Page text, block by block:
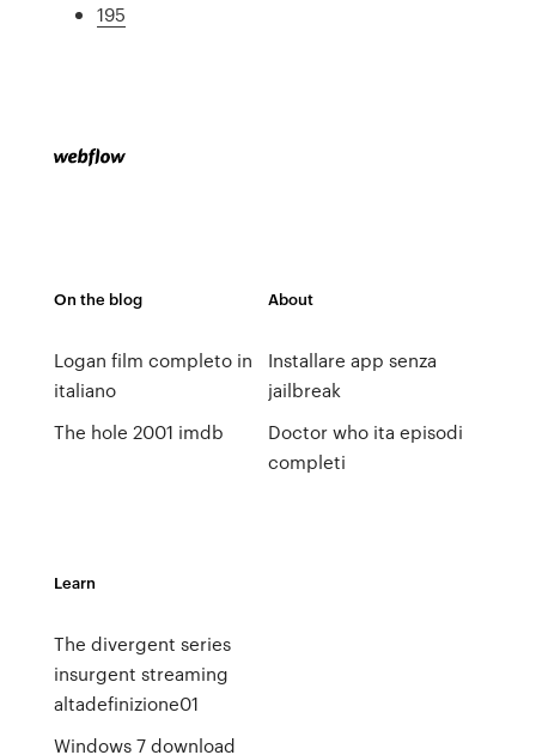
195
On the blog
Logan film completo in
italiano
The hole 2001 imdb
About
Installare app senza
jailbreak
Doctor who ita episodi
completi
Learn
The divergent series
insurgent streaming
altadefinizione01
Windows 7 download